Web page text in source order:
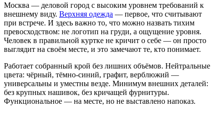
Москва — деловой город с высоким уровнем требований к
внешнему виду. Верхняя одежда — первое, что считывают
при встрече. И здесь важно то, что можно назвать тихим
превосходством: не логотип на груди, а ощущение уровня.
Человек в правильной куртке не кричит о себе — он просто
выглядит на своём месте, и это замечают те, кто понимает.
Работает собранный крой без лишних объёмов. Нейтральные
цвета: чёрный, тёмно-синий, графит, верблюжий —
универсальны и уместны везде. Минимум внешних деталей:
без крупных нашивок, без кричащей фурнитуры.
Функциональное — на месте, но не выставлено напоказ.